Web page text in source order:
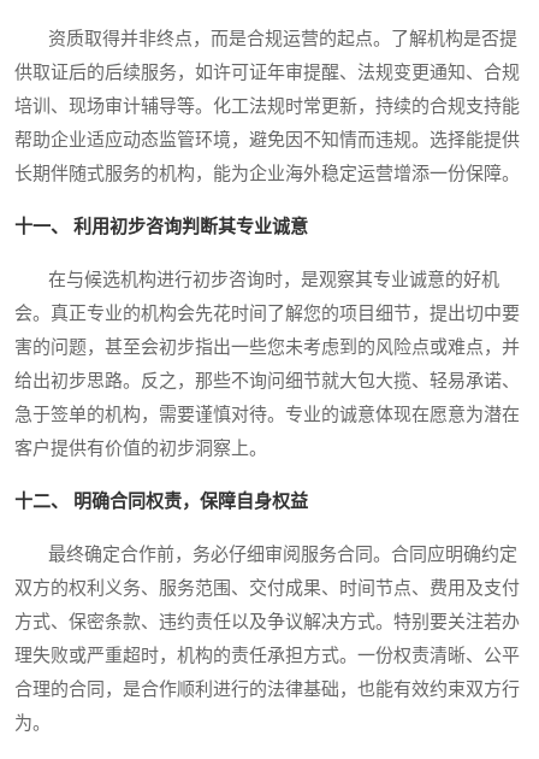
资质取得并非终点，而是合规运营的起点。了解机构是否提
供取证后的后续服务，如许可证年审提醒、法规变更通知、合规
培训、现场审计辅导等。化工法规时常更新，持续的合规支持能
帮助企业适应动态监管环境，避免因不知情而违规。选择能提供
长期伴随式服务的机构，能为企业海外稳定运营增添一份保障。
十一、 利用初步咨询判断其专业诚意
在与候选机构进行初步咨询时，是观察其专业诚意的好机
会。真正专业的机构会先花时间了解您的项目细节，提出切中要
害的问题，甚至会初步指出一些您未考虑到的风险点或难点，并
给出初步思路。反之，那些不询问细节就大包大揽、轻易承诺、
急于签单的机构，需要谨慎对待。专业的诚意体现在愿意为潜在
客户提供有价值的初步洞察上。
十二、 明确合同权责，保障自身权益
最终确定合作前，务必仔细审阅服务合同。合同应明确约定
双方的权利义务、服务范围、交付成果、时间节点、费用及支付
方式、保密条款、违约责任以及争议解决方式。特别要关注若办
理失败或严重超时，机构的责任承担方式。一份权责清晰、公平
合理的合同，是合作顺利进行的法律基础，也能有效约束双方行
为。